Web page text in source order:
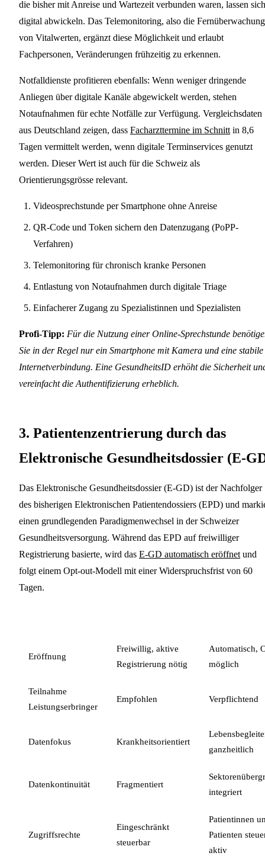
die bisher mit Anreise und Wartezeit verbunden waren, lassen sich
digital abwickeln. Das Telemonitoring, also die Fernüberwachung
von Vitalwerten, ergänzt diese Möglichkeit und erlaubt
Fachpersonen, Veränderungen frühzeitig zu erkennen.
Notfalldienste profitieren ebenfalls: Wenn weniger dringende
Anliegen über digitale Kanäle abgewickelt werden, stehen
Notaufnahmen für echte Notfälle zur Verfügung. Vergleichsdaten
aus Deutschland zeigen, dass Facharzttermine im Schnitt in 8,6
Tagen vermittelt werden, wenn digitale Terminservices genutzt
werden. Dieser Wert ist auch für die Schweiz als
Orientierungsgrösse relevant.
Videosprechstunde per Smartphone ohne Anreise
QR-Code und Token sichern den Datenzugang (PoPP-
Verfahren)
Telemonitoring für chronisch kranke Personen
Entlastung von Notaufnahmen durch digitale Triage
Einfacherer Zugang zu Spezialistinnen und Spezialisten
Profi-Tipp: Für die Nutzung einer Online-Sprechstunde
Sie in der Regel nur ein Smartphone mit Kamera und eine stabile
Internetverbindung. Eine GesundheitsID erhöht die Sicherheit
vereinfacht die Authentifizierung erheblich.
3. Patientenzentrierung durch das
Elektronische Gesundheitsdossier (E-
Das Elektronische Gesundheitsdossier (E-GD) ist der Nachfolger
des bisherigen Elektronischen Patientendossiers (EPD) und
einen grundlegenden Paradigmenwechsel in der Schweizer
Gesundheitsversorgung. Während das EPD auf freiwilliger
Registrierung basierte, wird das E-GD automatisch eröffnet und
folgt einem Opt-out-Modell mit einer Widerspruchsfrist von 60
Tagen.
Eröffnung
Freiwillig, aktive
Registrierung nötig
Automatisch,
möglich
Teilnahme
Leistungserbringer
Empfohlen Verpflichtend
Datenfokus Krankheitsorientiert
ganzheitlich
Datenkontinuität Fragmentiert
integriert
Zugriffsrechte
Eingeschränkt
steuerbar
Patientinnen
Patienten
aktiv